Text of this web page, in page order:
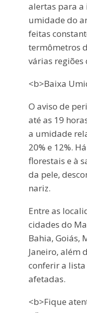
alertas para a
umidade do
feitas
termômetros
várias regiões
<b>Baixa
O aviso de
até as 19
a umidade
20% e 12%.
florestais e à
da pele,
nariz.
Entre as
cidades do
Bahia, Goiás,
Janeiro, além
conferir a
afetadas.
<b>Fique